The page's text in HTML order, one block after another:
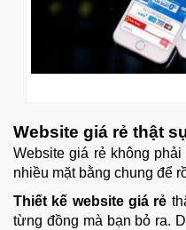
Website giá rẻ thật
Website giá rẻ không
nhiều mặt bằng chung để
Thiết kế website giá rẻ
từng đồng mà bạn bỏ ra.